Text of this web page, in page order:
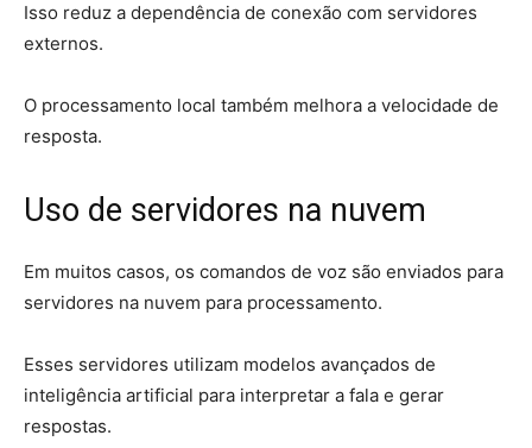
Isso reduz a dependência de conexão com servidores
externos.
O processamento local também melhora a velocidade de
resposta.
Uso de servidores na nuvem
Em muitos casos, os comandos de voz são enviados para
servidores na nuvem para processamento.
Esses servidores utilizam modelos avançados de
inteligência artificial para interpretar a fala e gerar
respostas.